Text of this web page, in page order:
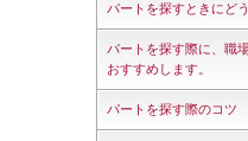
パートを探すときにど
パートを探す際に、職
おすすめします。
パートを探す際のコツ